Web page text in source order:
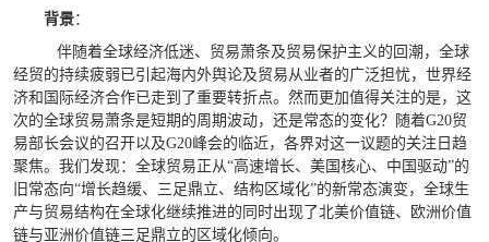
背景：
伴随着全球经济低迷、贸易萧条及贸易保护主义的回潮，全球
经贸的持续疲弱已引起海内外舆论及贸易从业者的广泛担忧，世界经
济和国际经济合作已走到了重要转折点。然而更加值得关注的是，这
次的全球贸易萧条是短期的周期波动，还是常态的变化？随着G20贸
易部长会议的召开以及G20峰会的临近，各界对这一议题的关注日趋
聚焦。我们发现：全球贸易正从“高速增长、美国核心、中国驱动”的
旧常态向“增长趋缓、三足鼎立、结构区域化”的新常态演变，全球生
产与贸易结构在全球化继续推进的同时出现了北美价值链、欧洲价值
链与亚洲价值链三足鼎立的区域化倾向。